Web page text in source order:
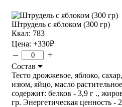
Штрудель с яблоком (300 гр)
Ккал: 783
Цена: +330₽
– +
Состав
Тесто дрожжевое, яблоко,
изюм, яйцо, масло
содержит: белков - 3,9 г .,
гр. Энергетическая ценность -